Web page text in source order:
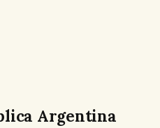
Argentina